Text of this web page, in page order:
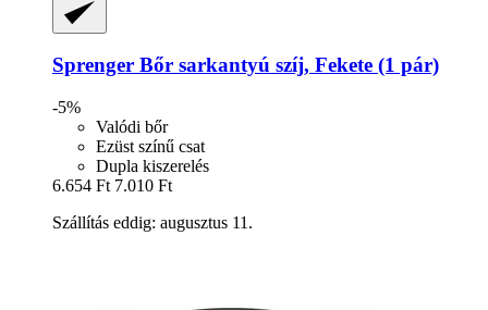
Sprenger Bőr sarkantyú szíj, Fekete (1 pár)
-5%
Valódi bőr
Ezüst színű csat
Dupla kiszerelés
6.654 Ft 7.010 Ft
Szállítás eddig: augusztus 11.